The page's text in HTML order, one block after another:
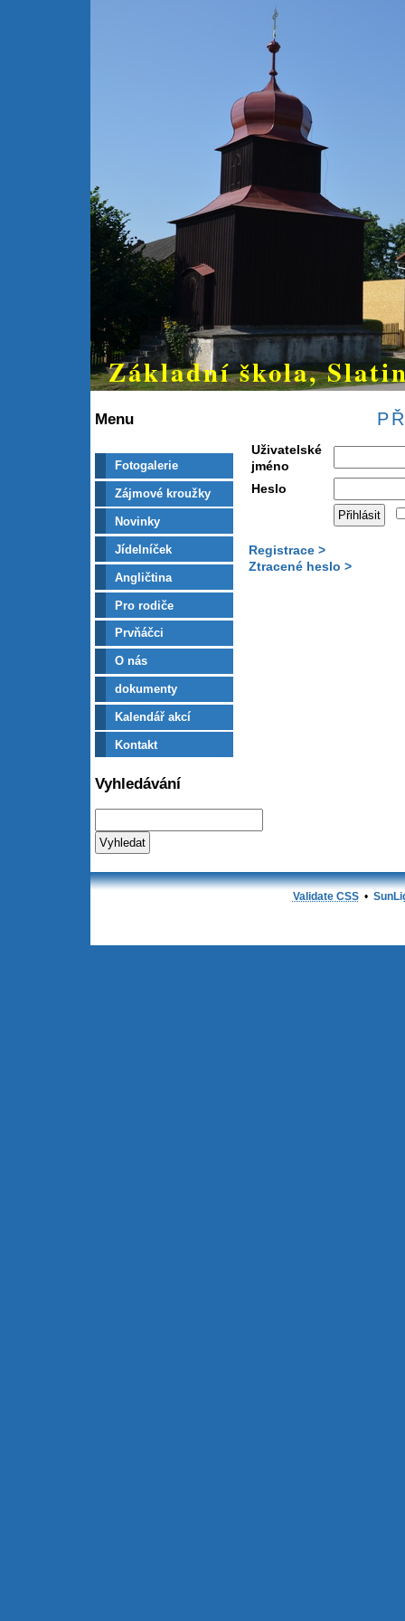
Základní škola,
Menu
Fotogalerie
Zájmové kroužky
Novinky
Jídelníček
Angličtina
Pro rodiče
Prvňáčci
O nás
dokumenty
Kalendář akcí
Kontakt
Vyhledávání
Uživatelské
jméno
Heslo
Registrace >
Ztracené heslo >
Validate CSS•